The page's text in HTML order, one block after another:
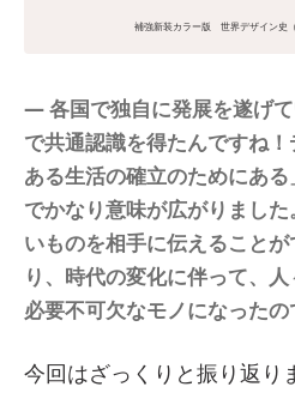
補強新装カラー版 世界デザイン史
― 各国で独自に発展を遂げ
で共通認識を得たんですね
ある生活の確立のためにあ
でかなり意味が広がりまし
いものを相手に伝えること
り、時代の変化に伴って、
必要不可欠なモノになったの
今回はざっくりと振り返り